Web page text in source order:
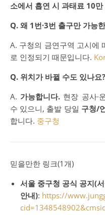
소에서 흡연 시 과태료 10만
Q. 왜 1번·3번 출구만 가능
A. 구청의 금연구역 고시에
로 인정되기 때문입니다.
Q. 위치가 바뀔 수도 있나요?
A. 가능합니다. 현장 공사·
수 있으니, 출발 당일 구청/
합니다. 중구청
믿을만한 링크(1개)
서울 중구청 공식 공지(
안내): https://